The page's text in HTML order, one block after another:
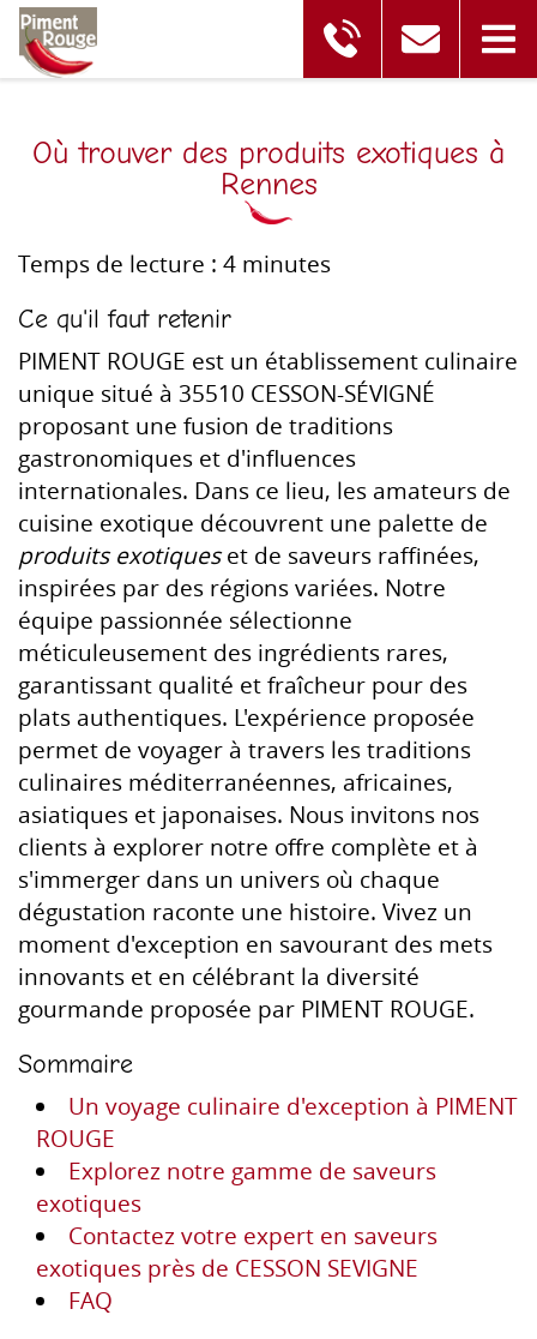
Où trouver des produits exotiques à
Rennes
Temps de lecture : 4 minutes
Ce qu'il faut retenir
PIMENT ROUGE est un établissement culinaire
unique situé à 35510 CESSON-SÉVIGNÉ
proposant une fusion de traditions
gastronomiques et d'influences
internationales. Dans ce lieu, les amateurs de
cuisine exotique découvrent une palette de
produits exotiqueset de saveurs raffinées,
inspirées par des régions variées. Notre
équipe passionnée sélectionne
méticuleusement des ingrédients rares,
garantissant qualité et fraîcheur pour des
plats authentiques. L'expérience proposée
permet de voyager à travers les traditions
culinaires méditerranéennes, africaines,
asiatiques et japonaises. Nous invitons nos
clients à explorer notre offre complète et à
s'immerger dans un univers où chaque
dégustation raconte une histoire. Vivez un
moment d'exception en savourant des mets
innovants et en célébrant la diversité
gourmande proposée par PIMENT ROUGE.
Sommaire
Un voyage culinaire d'exception à PIMENT
ROUGE
Explorez notre gamme de saveurs
exotiques
Contactez votre expert en saveurs
exotiques près de CESSON SEVIGNE
FAQ